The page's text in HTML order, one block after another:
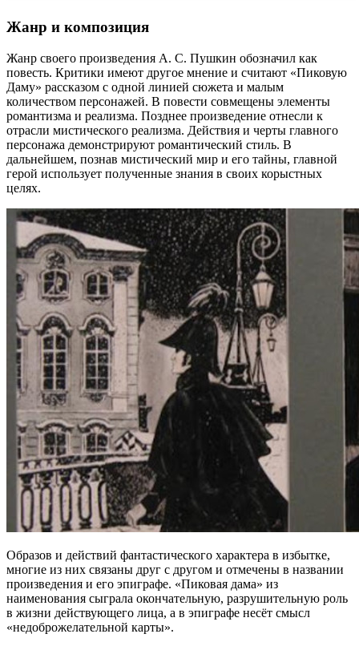
Жанр и композиция
Жанр своего произведения А. С. Пушкин обозначил как
повесть. Критики имеют другое мнение и считают «Пиковую
Даму» рассказом с одной линией сюжета и малым
количеством персонажей. В повести совмещены элементы
романтизма и реализма. Позднее произведение отнесли к
отрасли мистического реализма. Действия и черты главного
персонажа демонстрируют романтический стиль. В
дальнейшем, познав мистический мир и его тайны, главной
герой использует полученные знания в своих корыстных
целях.
Образов и действий фантастического характера в избытке,
многие из них связаны друг с другом и отмечены в названии
произведения и его эпиграфе. «Пиковая дама» из
наименования сыграла окончательную, разрушительную роль
в жизни действующего лица, а в эпиграфе несёт смысл
«недоброжелательной карты».